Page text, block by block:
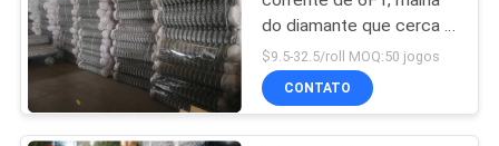
do diamante que cerca o
baixo fio do ferro do
carbono
$9.5-32.5/roll MOQ:50 jogos
CONTATO